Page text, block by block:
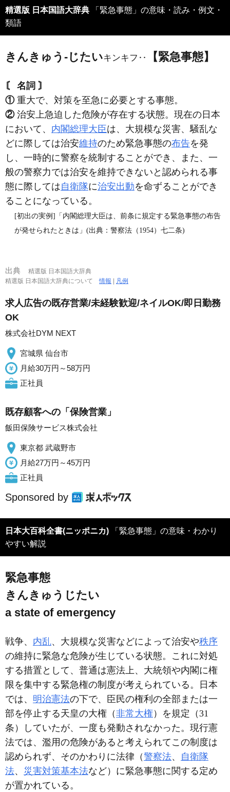
精選版 日本国語大辞典 「緊急事態」の意味・読み・例文・
類語
きんきゅう‐じたいキンキフ‥ 【緊急事態】
〘 名詞 〙
①重大で、対策を至急に必要とする事態。
②治安上急迫した危険が存在する状態。現在の日本
において、 内閣総理大臣は、大規模な災害、騒乱な
どに際しては治安維持のため緊急事態の布告を発
し、一時的に警察を統制することができ、また、一
般の警察力では治安を維持できないと認められる事
態に際しては自衛隊に治安出動を命ずることができ
ることになっている。
[初出の実例]「内閣総理大臣は、前条に規定する緊急事態の布告
が発せられたときは」(出典：警察法（1954）七二条)
出典
精選版 日本国語大辞典
精選版 日本国語大辞典について情報 | 凡例
求人広告の既存営業/未経験歓迎/ネイルOK/即日勤務
OK
株式会社DYM NEXT
宮城県 仙台市
月給30万円～58万円
正社員
既存顧客への「保険営業」
飯田保険サービス株式会社
東京都 武蔵野市
月給27万円～45万円
正社員
Sponsored by
日本大百科全書(ニッポニカ) 「緊急事態」の意味・わかり
やすい解説
緊急事態
きんきゅうじたい
a state of emergency
戦争、 内乱、大規模な災害などによって治安や秩序
の維持に緊急な危険が生じている状態。これに対処
する措置として、普通は憲法上、大統領や内閣に権
限を集中する緊急権の制度が考えられている。日本
では、 明治憲法の下で、臣民の権利の全部または一
部を停止する天皇の大権（非常大権）を規定（31
条）していたが、一度も発動されなかった。現行憲
法では、濫用の危険があると考えられてこの制度は
認められず、そのかわりに法律（警察法、 自衛隊
法、 災害対策基本法など）に緊急事態に関する定め
が置かれている。